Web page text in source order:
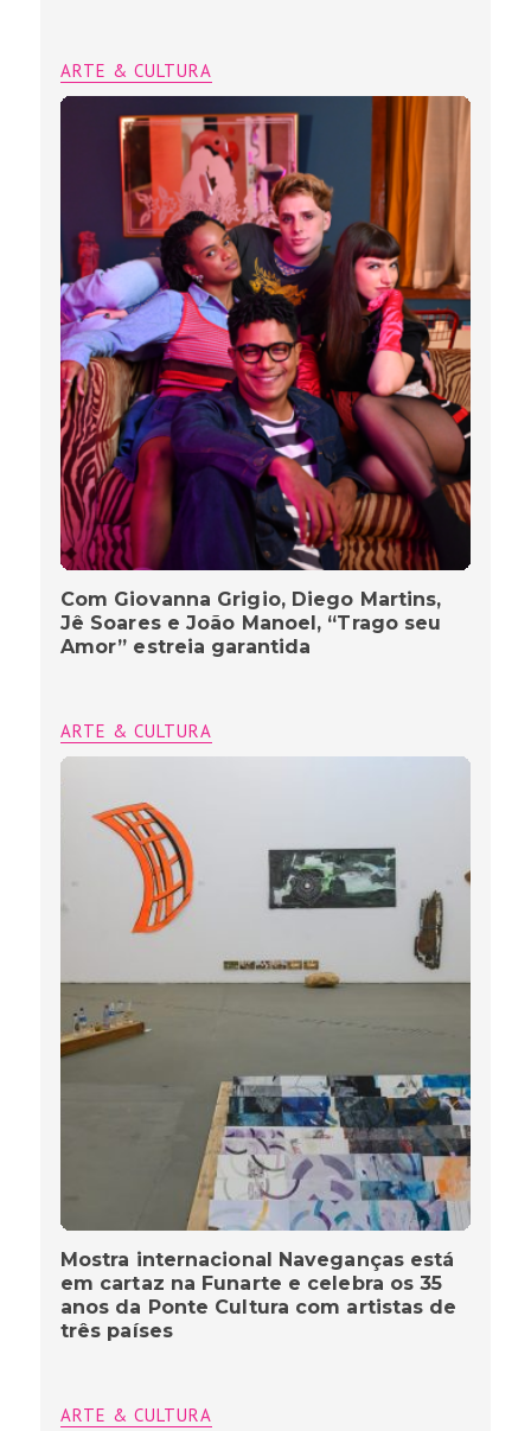
ARTE & CULTURA
Com Giovanna Grigio, Diego Martins,
Jê Soares e João Manoel, “Trago seu
Amor” estreia garantida
ARTE & CULTURA
Mostra internacional Naveganças está
em cartaz na Funarte e celebra os 35
anos da Ponte Cultura com artistas de
três países
ARTE & CULTURA